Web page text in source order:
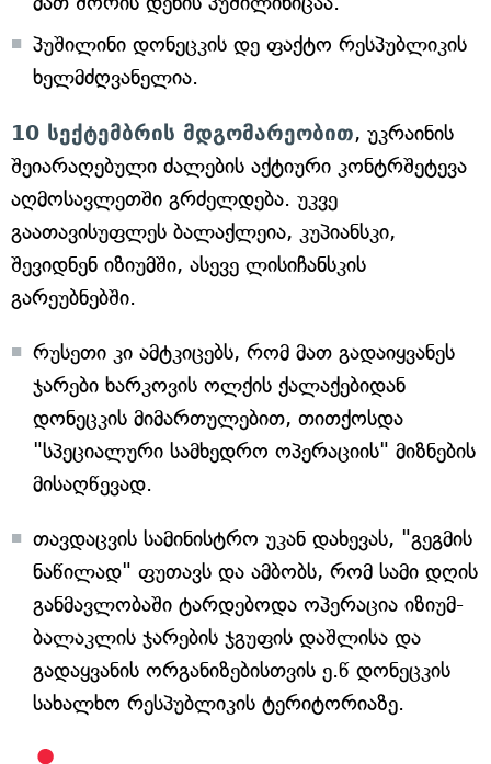
პუშილინი დონეცკის დე ფაქტო რესპუბლიკის
ხელმძღვანელია.
10 სექტემბრის მდგომარეობით, უკრაინის
შეიარაღებული ძალების აქტიური კონტრშეტევა
აღმოსავლეთში გრძელდება. უკვე
გაათავისუფლეს ბალაქლეია, კუპიანსკი,
შევიდნენ იზიუმში, ასევე ლისიჩანსკის
გარეუბნებში.
რუსეთი კი ამტკიცებს, რომ მათ გადაიყვანეს
ჯარები ხარკოვის ოლქის ქალაქებიდან
დონეცკის მიმართულებით, თითქოსდა
"სპეციალური სამხედრო ოპერაციის" მიზნების
მისაღწევად.
თავდაცვის სამინისტრო უკან დახევას, "გეგმის
ნაწილად" ფუთავს და ამბობს, რომ სამი დღის
განმავლობაში ტარდებოდა ოპერაცია იზიუმ-
ბალაკლის ჯარების ჯგუფის დაშლისა და
გადაყვანის ორგანიზებისთვის ე.წ დონეცკის
სახალხო რესპუბლიკის ტერიტორიაზე.